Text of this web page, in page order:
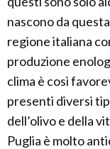
nascono da
regione italiana
produzione
clima è così
presenti diversi
dell’olivo e della
Puglia è molto